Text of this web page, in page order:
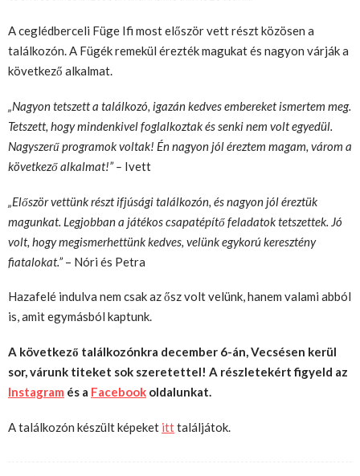
A ceglédberceli Füge Ifi most először vett részt közösen a
találkozón. A Fügék remekül érezték magukat és nagyon várják a
következő alkalmat.
„Nagyon tetszett a találkozó, igazán kedves embereket ismertem meg.
Tetszett, hogy mindenkivel foglalkoztak és senki nem volt egyedül.
Nagyszerű programok voltak! Én nagyon jól éreztem magam, várom a
következő alkalmat!” – Ivett
„Először vettünk részt ifjúsági találkozón, és nagyon jól éreztük
magunkat. Legjobban a játékos csapatépítő feladatok tetszettek. Jó
volt, hogy megismerhettünk kedves, velünk egykorú keresztény
fiatalokat.”– Nóri és Petra
Hazafelé indulva nem csak az ősz volt velünk, hanem valami abból
is, amit egymásból kaptunk.
A következő találkozónkra december 6-án, Vecsésen kerül
sor, várunk titeket sok szeretettel! A részletekért figyeld az
Instagram és a Facebook oldalunkat.
A találkozón készült képeket itttaláljátok.